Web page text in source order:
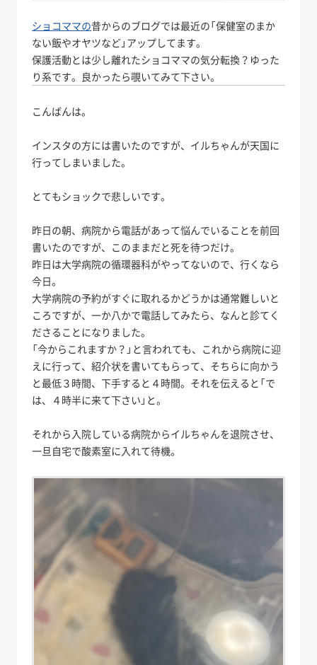
ショコママの昔からのブログでは最近の「保健室のまか
ない飯やオヤツなど」アップしてます。
保護活動とは少し離れたショコママの気分転換？ゆった
り系です。良かったら覗いてみて下さい。
こんばんは。
インスタの方には書いたのですが、イルちゃんが天国に
行ってしまいました。
とてもショックで悲しいです。
昨日の朝、病院から電話があって悩んでいることを前回
書いたのですが、このままだと死を待つだけ。
昨日は大学病院の循環器科がやってないので、行くなら
今日。
大学病院の予約がすぐに取れるかどうかは通常難しいと
ころですが、一か八かで電話してみたら、なんと診てく
ださることになりました。
「今からこれますか？」と言われても、これから病院に迎
えに行って、紹介状を書いてもらって、そちらに向かう
と最低３時間、下手すると４時間。それを伝えると「で
は、４時半に来て下さい」と。
それから入院している病院からイルちゃんを退院させ、
一旦自宅で酸素室に入れて待機。